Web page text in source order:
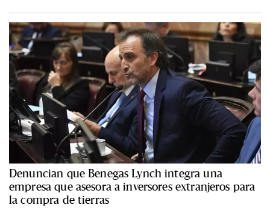
Denuncian que Benegas Lynch integra una
empresa que asesora a inversores extranjeros para
la compra de tierras